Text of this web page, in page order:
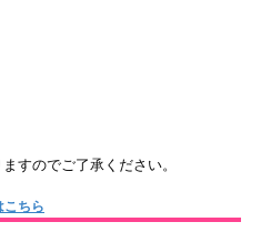
すのでご了承ください。
こちら